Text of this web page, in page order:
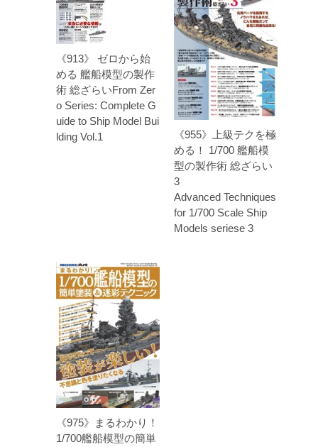
《913》 ゼロから始
める 艦船模型の製作
術 総ざらいFrom Zer
o Series: Complete G
uide to Ship Model Bui
lding Vol.1
《955》上級テクを極
める！ 1/700 艦船模
型の製作術 総ざらい
3
Advanced Techniques
for 1/700 Scale Ship
Models seriese 3
《975》まるわかり！
1/700艦船模型の簡単